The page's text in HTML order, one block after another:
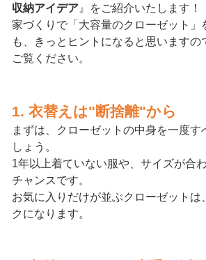
収納アイデア』をご紹介いたします！
家づくりで「大容量のクローゼット」
も、きっとヒントになると思いますの
ご覧ください。
1. 衣替えは"断捨離"から
まずは、クローゼットの中身を一度す
しょう。
1年以上着ていない服や、サイズが合
チャンスです。
お気に入りだけが並ぶクローゼットは
クになります。